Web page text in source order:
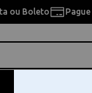
ou Boleto